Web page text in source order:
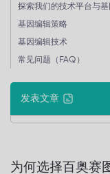
探索我们的技术平台与
基因编辑策略
基因编辑技术
常见问题（FAQ）
发表文章
为何选择百奥赛